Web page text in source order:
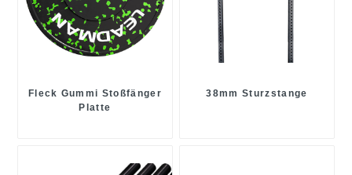
Fleck Gummi Stoßfänger
Platte
38mm Sturzstange